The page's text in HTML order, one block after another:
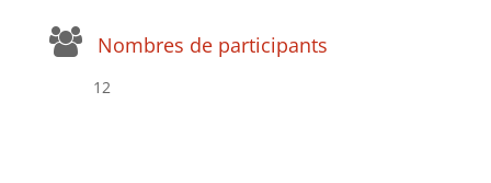
Nombres de participants
12